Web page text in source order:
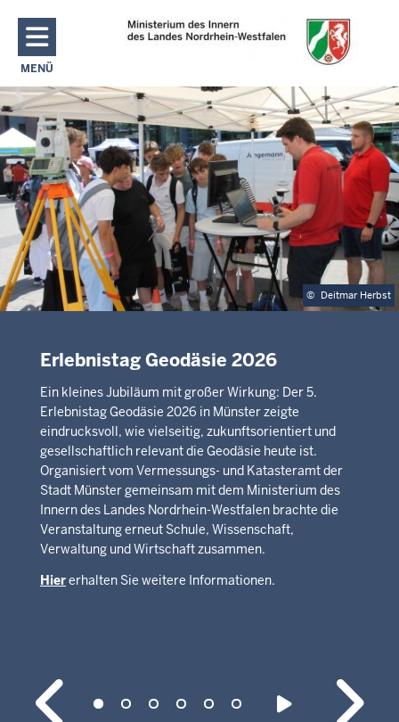
Direkt zum Inhalt
MENÜ
NAVIGATION AKTIVIEREN/DEAKTIVIEREN: MAIN MENU
© Deitmar Herbst
Erlebnistag Geodäsie 2026
Ein kleines Jubiläum mit großer Wirkung: Der 5.
Erlebnistag Geodäsie 2026 in Münster zeigte
eindrucksvoll, wie vielseitig, zukunftsorientiert und
gesellschaftlich relevant die Geodäsie heute ist.
Organisiert vom Vermessungs- und Katasteramt der
Stadt Münster gemeinsam mit dem Ministerium des
Innern des Landes Nordrhein-Westfalen brachte die
Veranstaltung erneut Schule, Wissenschaft,
Verwaltung und Wirtschaft zusammen.
Hiererhalten Sie weitere Informationen.